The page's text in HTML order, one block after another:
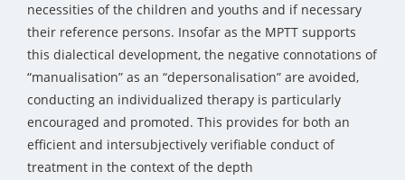
necessities of the children and youths and if necessary
their reference persons. Insofar as the MPTT supports
this dialectical development, the negative connotations of
“manualisation” as an “depersonalisation” are avoided,
conducting an individualized therapy is particularly
encouraged and promoted. This provides for both an
efficient and intersubjectively verifiable conduct of
treatment in the context of the depth